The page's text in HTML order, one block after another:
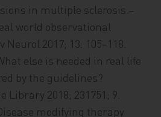
in multiple sclerosis –
world observational
Neurol 2017; 13: 105−118.
else is needed in real life
by the guidelines?
Library 2018; 231751; 9.
modifying therapy